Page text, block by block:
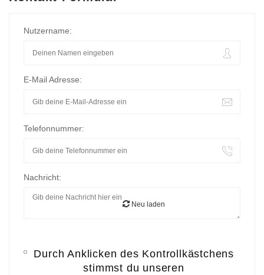
Nutzername:
E-Mail Adresse:
Telefonnummer:
Nachricht:
Neu laden
Durch Anklicken des Kontrollkästchens
stimmst du unseren